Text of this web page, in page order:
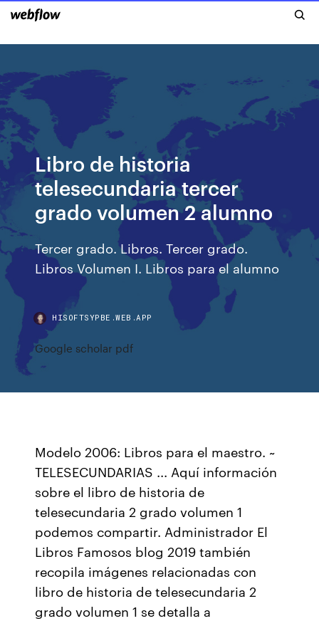
Libro de historia
telesecundaria tercer
grado volumen 2 alumno
Tercer grado. Libros. Tercer grado.
Libros Volumen I. Libros para el alumno
HISOFTSYPBE.WEB.APP
Google scholar pdf
Modelo 2006: Libros para el maestro. ~
TELESECUNDARIAS ... Aquí información
sobre el libro de historia de
telesecundaria 2 grado volumen 1
podemos compartir. Administrador El
Libros Famosos blog 2019 también
recopila imágenes relacionadas con
libro de historia de telesecundaria 2
grado volumen 1 se detalla a